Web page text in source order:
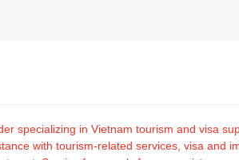
specializing in Vietnam tourism and visa
with tourism-related services, visa and